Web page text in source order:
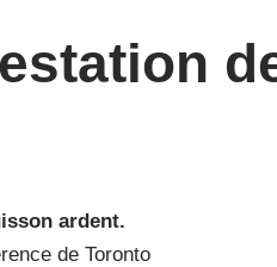
ardent.
de Toronto